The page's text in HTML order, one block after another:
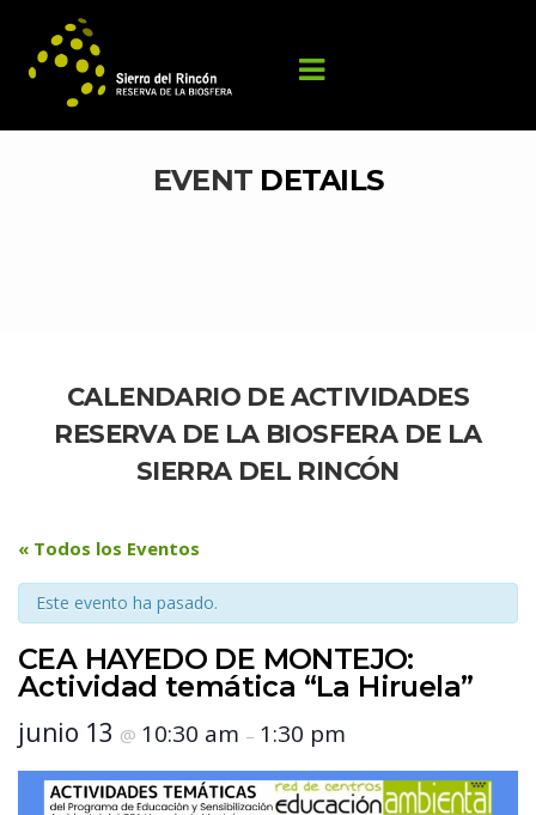
EVENT DETAILS
CALENDARIO DE ACTIVIDADES
RESERVA DE LA BIOSFERA DE LA
SIERRA DEL RINCÓN
« Todos los Eventos
Este evento ha pasado.
CEA HAYEDO DE MONTEJO:
Actividad temática “La Hiruela”
junio 13 @ 10:30 am – 1:30 pm